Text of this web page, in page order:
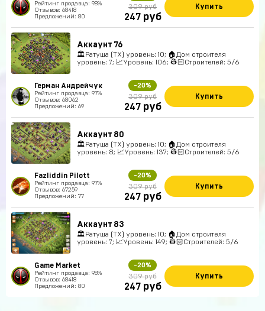
Рейтинг продавца: 98%
Отзывов: 68418
Предложений: 80
309 руб
247 руб
Купить
Аккаунт 76
🏛Ратуша (ТХ) уровень: 10; 🏠Дом строителя
уровень: 7; 📈Уровень: 106; 👷🏻Строителей: 5/6
Герман Андрейчук
Рейтинг продавца: 97%
Отзывов: 68062
Предложений: 69
-20%
309 руб
247 руб
Купить
Аккаунт 80
🏛Ратуша (ТХ) уровень: 10; 🏠Дом строителя
уровень: 8; 📈Уровень: 137; 👷🏻Строителей: 5/6
Fazliddin Pilott
Рейтинг продавца: 97%
Отзывов: 67259
Предложений: 77
-20%
309 руб
247 руб
Купить
Аккаунт 83
🏛Ратуша (ТХ) уровень: 10; 🏠Дом строителя
уровень: 7; 📈Уровень: 149; 👷🏻Строителей: 5/6
Game Market
Рейтинг продавца: 98%
Отзывов: 68418
Предложений: 80
-20%
309 руб
247 руб
Купить